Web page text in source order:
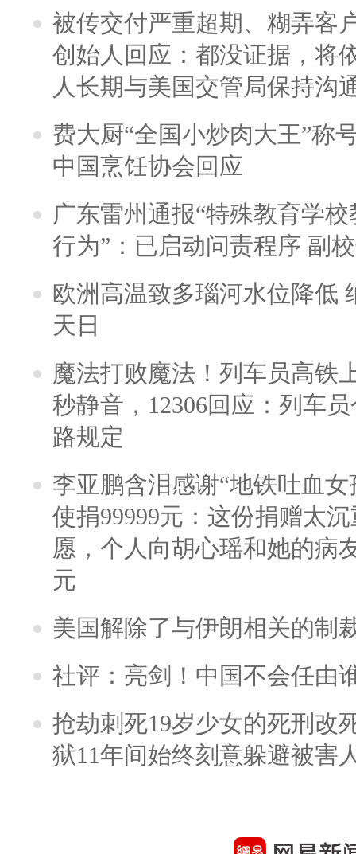
被传交付严重超期、糊弄客
创始人回应：都没证据，将
人长期与美国交管局保持沟
费大厨“全国小炒肉大王”称
中国烹饪协会回应
广东雷州通报“特殊教育学
行为”：已启动问责程序 副
欧洲高温致多瑙河水位降低
天日
魔法打败魔法！列车员高铁
秒静音，12306回应：列车
路规定
李亚鹏含泪感谢“地铁吐血
使捐99999元：这份捐赠太
愿，个人向胡心瑶和她的病
元
美国解除了与伊朗相关的制
社评：亮剑！中国不会任由
抢劫刺死19岁少女的死刑改
狱11年间始终刻意躲避被害